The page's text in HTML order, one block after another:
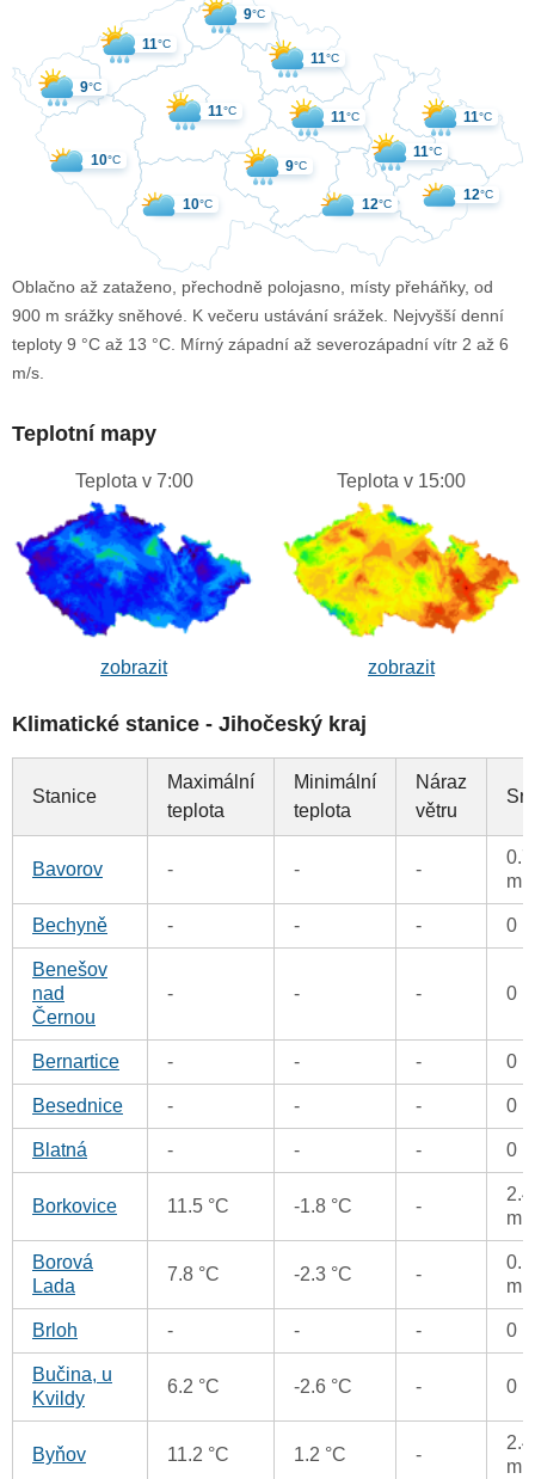
10°C 12°C
9°C
11°C
9°C
11°C
11°C
11°C
10°C
11°C
11°C
9°C
12°C
Oblačno až zataženo, přechodně polojasno, místy přeháňky, od
900 m srážky sněhové. K večeru ustávání srážek. Nejvyšší denní
teploty 9 °C až 13 °C. Mírný západní až severozápadní vítr 2 až 6
m/s.
Teplotní mapy
Teplota v 7:00
zobrazit
Teplota v 15:00
zobrazit
Klimatické stanice - Jihočeský kraj
Stanice
Maximální
teplota
Minimální
teplota
Náraz
větru
Bavorov - - -
0.7
Bechyně - - - 0
Benešov
nad
Černou
- - - 0
Bernartice - - - 0
Besednice - - - 0
Blatná - - - 0
Borkovice 11.5 °C -1.8 °C -
2.4
Borová
Lada
7.8 °C -2.3 °C -
0.1
Brloh - - - 0
Bučina, u
Kvildy
6.2 °C -2.6 °C - 0
Byňov 11.2 °C 1.2 °C -
2.4